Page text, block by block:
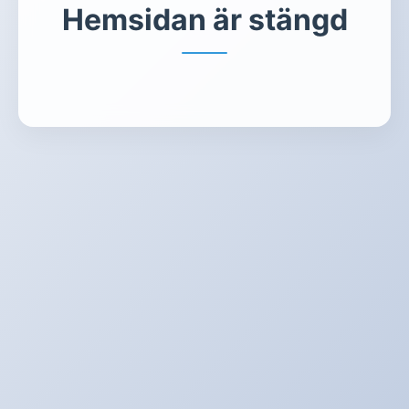
Hemsidan är stängd